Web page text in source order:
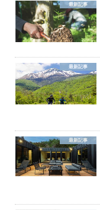
最新記事
最新記事
最新記事